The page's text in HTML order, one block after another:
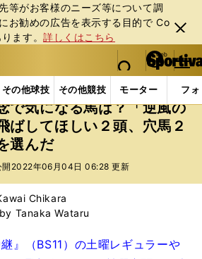
等がお客様のニーズ等について調
お勧めの広告を表⽰する⽬的で Co
ます。詳しくはこちら
閉じ
る
web Sportiva (webスポルティーバ)
検索
マイペ
ー
ジ
メニュ
その他球技 その他競技 モーター フ
競馬 高田秋が安田記念で気になる
で気になる馬は？「逆風の
ばしてほしい２頭、穴馬２
選んだ
2022年06月04日 06:28 更新
Chikara
Tanaka Wataru
継』（BS11）の土曜レギュラーや